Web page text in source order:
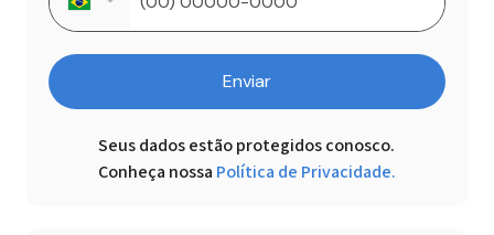
Enviar
Seus dados estão protegidos conosco.
Conheça nossa Política de Privacidade.